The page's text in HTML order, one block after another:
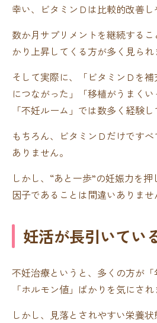
幸い、ビタミンＤは比較的改善し
数か月サプリメントを継続する
かり上昇してくる方が多く見られ
そして実際に、「ビタミンＤを
につながった」「移植がうまくい
「不妊ルーム」では数多く経験し
もちろん、ビタミンＤだけです
ありません。
しかし、“あと一歩”の妊娠力を
因子であることは間違いありませ
妊活が長引いてい
不妊治療というと、多くの方が「
「ホルモン値」ばかりを気にされ
しかし、見落とされやすい栄養